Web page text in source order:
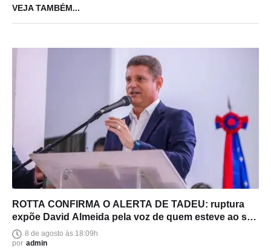
VEJA TAMBÉM...
ROTTA CONFIRMA O ALERTA DE TADEU: ruptura
expõe David Almeida pela voz de quem esteve ao seu
lado8 de agosto às 18:09h
por admin